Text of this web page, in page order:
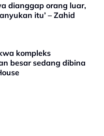
dianggap orang luar,
itu’ – Zahid
kompleks
besar sedang dibina